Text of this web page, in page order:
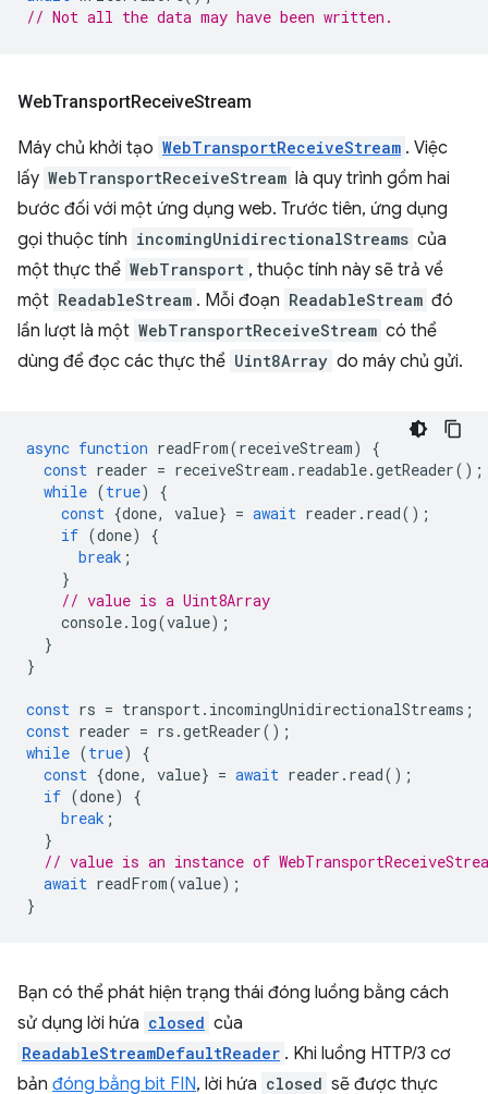
// Not all the data may have been written.
WebTransportReceiveStream
Máy chủ khởi tạo WebTransportReceiveStream . Việc
lấy WebTransportReceiveStream là quy trình gồm hai
bước đối với một ứng dụng web. Trước tiên, ứng dụng
gọi thuộc tính incomingUnidirectionalStreams của
một thực thể WebTransport , thuộc tính này sẽ trả về
một ReadableStream . Mỗi đoạn ReadableStream đó
lần lượt là một WebTransportReceiveStream có thể
dùng để đọc các thực thể Uint8Array do máy chủ gửi.
async function readFrom(receiveStream)
{
const reader = receiveStream . readable.getReader();
while (true)
{
const {done, value} = await reader . read();
if (done)
{
break ;
}
// value is a Uint8Array
console. log(value);
}
}
const rs = transport. incomingUnidirectionalStreams ;
const reader = rs .getReader();
while (true)
{
const {done, value} = await reader . read();
if (done)
{
break ;
}
// value is an instance of
await readFrom(value);
}
Bạn có thể phát hiện trạng thái đóng luồng bằng cách
sử dụng lời hứa closed của
ReadableStreamDefaultReader . Khi luồng HTTP/3 cơ
bản đóng bằng bit FIN, lời hứa closed sẽ được thực